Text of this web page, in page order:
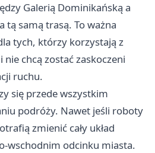
Galerią Dominikańską a
tą samą trasą. To ważna
tych, którzy korzystają z
nie chcą zostać zaskoczeni
ruchu.
się przede wszystkim
podróży. Nawet jeśli roboty
zmienić cały układ
wschodnim odcinku miasta.